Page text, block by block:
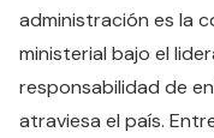
administración es la
ministerial bajo el
responsabilidad de
atraviesa el país.